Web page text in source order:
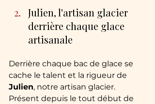
Julien, l'artisan glacier
derrière chaque glace
artisanale
Derrière chaque bac de glace se
cache le talent et la rigueur de
Julien, notre artisan glacier.
Présent depuis le tout début de